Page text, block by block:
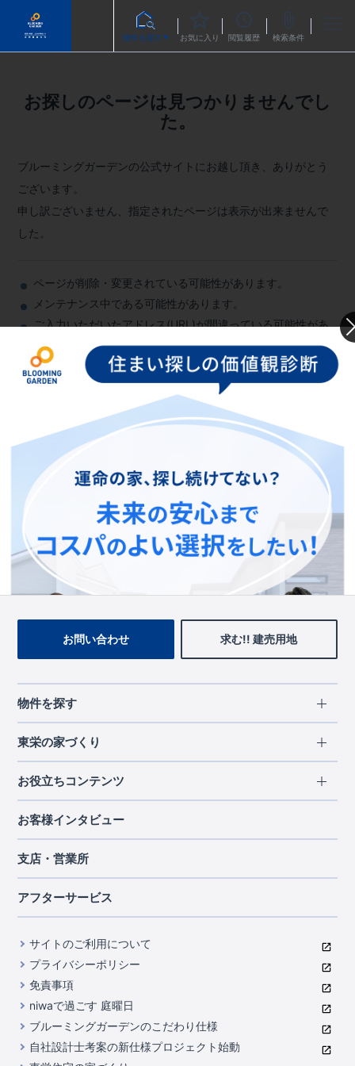
物件を探す お気に入り 閲覧履歴 検索条件
お探しのページは見つかりませんでし
た。
ブルーミングガーデンの公式サイトにお越し頂き、ありがとう
ございます。
申し訳ございません、指定されたページは表示が出来ませんで
した。
ページが削除・変更されている可能性があります。
メンテナンス中である可能性があります。
ご入力いただいたアドレス(URL)が間違っている可能性があ
お手数をおかけいたしますが、ブルーミングガーデンのトップ
上部のメニューよりお探しいただきますようお願いい
たします。
トップページに戻る
お問い合わせ 求む!! 建売用地
物件を探す
エリアから探す
北海道・東北
北海道
宮城県
千葉県
中部
山梨県
静岡県
滋賀県
京都府
中国・四国
岡山県
広島県
九州・沖縄
東栄の家づくり
長期優良住宅
住宅性能評価書
ブルーミングガーデンは地震につよい<建物編>
室内空間を快適に保つ断熱性能
コストパフォーマンスに自信
充実のアフターサポート
第三者評価によるお墨付き
家づくりのプロにも選ばれるブルーミングガーデン
住んでみるとじわじわ伝わる暮らしやすさへのこだわり
お役立ちコンテンツ
ご契約までの道のり
現地見学ガイド
ご紹介制度のご案内
東栄INDEX（用語集）
お客様インタビュー
支店・営業所
アフターサービス
サイトのご利用について
プライバシーポリシー
免責事項
niwaで過ごす 庭曜日
ブルーミングガーデンのこだわり仕様
自社設計士考案の新仕様プロジェクト始動